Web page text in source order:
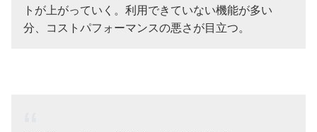
トが上がっていく。利用できていない機能が多い
分、コストパフォーマンスの悪さが目立つ。